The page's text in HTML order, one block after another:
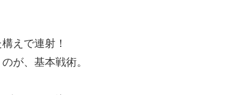
えで連射！
が、基本戦術。